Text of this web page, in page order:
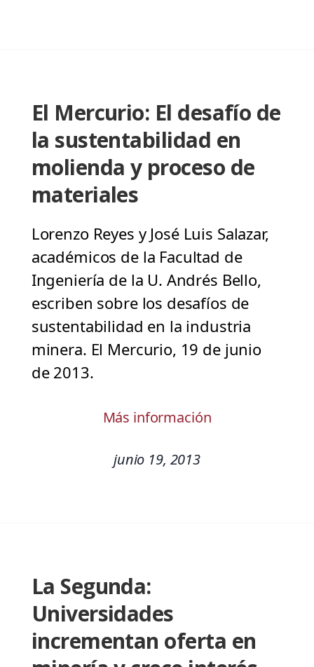
El Mercurio: El desafío de
la sustentabilidad en
molienda y proceso de
materiales
Lorenzo Reyes y José Luis Salazar,
académicos de la Facultad de
Ingeniería de la U. Andrés Bello,
escriben sobre los desafíos de
sustentabilidad en la industria
minera. El Mercurio, 19 de junio
de 2013.
Más información
junio 19, 2013
La Segunda:
Universidades
incrementan oferta en